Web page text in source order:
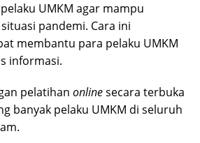
UMKM agar mampu
pandemi. Cara ini
membantu para pelaku UMKM
informasi.
pelatihan onlinesecara terbuka
banyak pelaku UMKM di seluruh